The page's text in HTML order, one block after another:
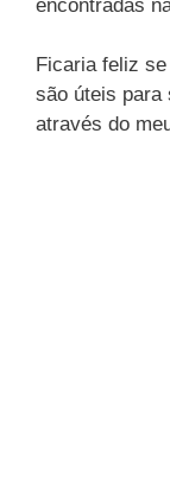
encontradas
Ficaria feliz
são úteis para
através do